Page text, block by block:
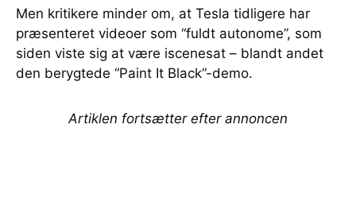
Men kritikere minder om, at Tesla tidligere har
præsenteret videoer som “fuldt autonome”, som
siden viste sig at være iscenesat – blandt andet
den berygtede “Paint It Black”-demo.
Artiklen fortsætter efter annoncen